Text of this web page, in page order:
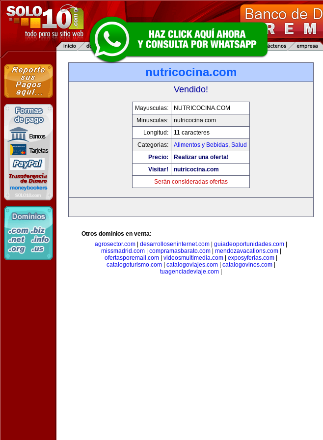
nutricocina.com
Vendido!
Mayusculas:
NUTRICOCINA.COM
Minusculas:
nutricocina.com
Longitud:
11 caracteres
Categorias:
Alimentos y Bebidas, Salud
Precio:
Realizar una oferta!
Visitar!
nutricocina.com
Serán consideradas ofertas
Otros dominios en venta:
agrosector.com
desarrolloseninternet.com guiadeoportunidades.com
missmadrid.com| compramasbarato.com| mendozavacations.com|
ofertasporemail.com
videosmultimedia.com exposyferias.com
catalogoturismo.com
catalogoviajes.com catalogovinos.com
tuagenciadeviaje.com